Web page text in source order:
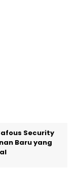
Security
Baru yang